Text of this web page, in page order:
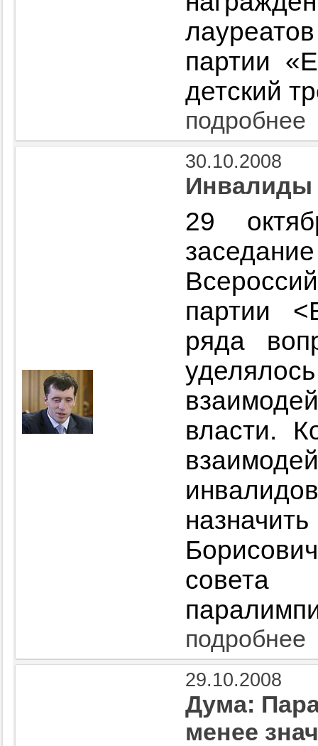
партии
детский
подробнее
30.10.2008
Инвалиды
29
партии
ряда
власти.
подробнее
29.10.2008
Дума:
менее